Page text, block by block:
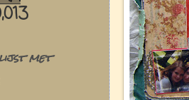
met